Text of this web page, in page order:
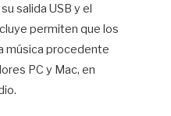
salida USB y el
permiten que los
música procedente
PC y Mac, en